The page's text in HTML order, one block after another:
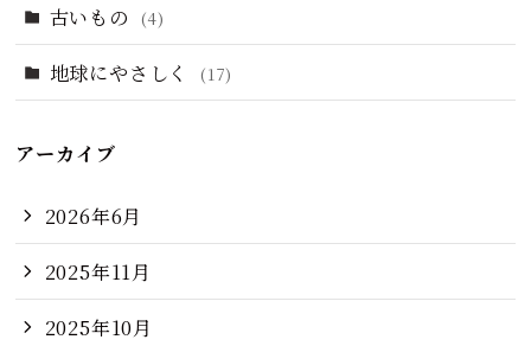
古いもの (4)
地球にやさしく (17)
アーカイブ
2026年6月
2025年11月
2025年10月